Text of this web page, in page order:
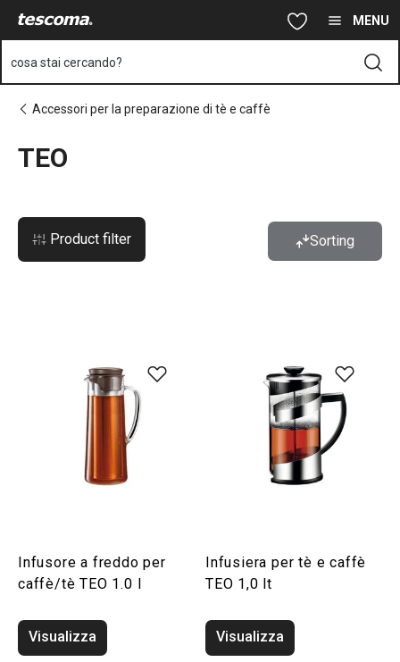
Vai al contenuto principale MENU
cosa stai cercando?
Accessori per la preparazione di tè e caffè
TEO
Product filter Sorting
Infusore a freddo per
caffè/tè TEO 1.0 l
Visualizza
Infusiera per tè e caffè
TEO 1,0 lt
Visualizza